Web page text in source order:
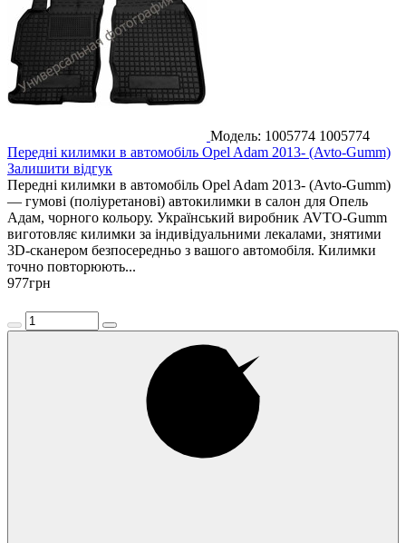
Модель: 1005774 1005774
Передні килимки в автомобіль Opel Adam 2013- (Avto-Gumm)
Залишити відгук
Передні килимки в автомобіль Opel Adam 2013- (Avto-Gumm)
— гумові (поліуретанові) автокилимки в салон для Опель
Адам, чорного кольору. Український виробник AVTO-Gumm
виготовляє килимки за індивідуальними лекалами, знятими
3D-сканером безпосередньо з вашого автомобіля. Килимки
точно повторюють...
977грн